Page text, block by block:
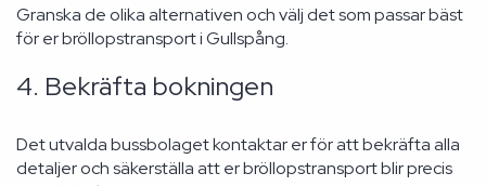
Granska de olika alternativen och välj det som passar bäst
för er bröllopstransport i Gullspång.
4. Bekräfta bokningen
Det utvalda bussbolaget kontaktar er för att bekräfta alla
detaljer och säkerställa att er bröllopstransport blir precis